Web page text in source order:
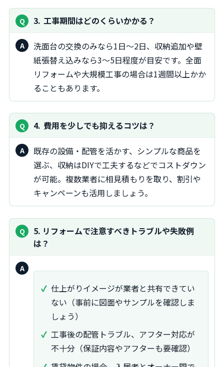
3 工事期間はどのくらいかかる？
洗面台の交換のみなら1日～2日、収納追加や壁
紙張替え込みなら3～5日程度が目安です。全面
リフォームや大規模工事の場合は1週間以上かか
ることもあります。
4 費用を少しでも抑えるコツは？
既存の設備・配管を活かす、シンプルな商品を
選ぶ、収納はDIYで工夫するなどでコストダウン
が可能。複数業者に相見積もりを取り、割引や
キャンペーンも活用しましょう。
5. リフォームで注意すべきトラブルや失敗例
は？
回
仕上がりイメージが業者と共有できてい
ない（事前に図面やサンプルを確認しま
しょう）
工事後の配管トラブル、アフター対応が
不十分（保証内容やアフターも要確認）